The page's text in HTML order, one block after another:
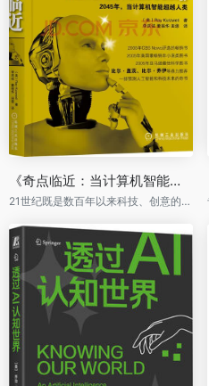
《奇点临近：当计算机智能超越人类》
21世纪既是数百年以来科技、创意的顶点，又是对人类终极命运真挚的愿景。